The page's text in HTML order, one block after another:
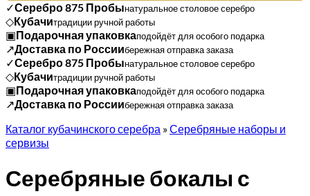
✓Серебро 875 Пробынатуральное столовое серебро
◇Кубачитрадиции ручной работы
▣Подарочная упаковкаподойдёт для особого подарка
↗Доставка по Россиибережная отправка заказа
✓Серебро 875 Пробынатуральное столовое серебро
◇Кубачитрадиции ручной работы
▣Подарочная упаковкаподойдёт для особого подарка
↗Доставка по Россиибережная отправка заказа
Каталог кубачинского серебра »Серебряные наборы и
сервизы
Серебряные бокалы с